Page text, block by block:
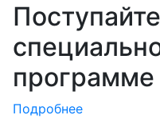
программе
Подробнее